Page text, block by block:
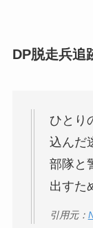
DP脱走兵追
ひとり
込んだ
部隊と
出すた
引用元：